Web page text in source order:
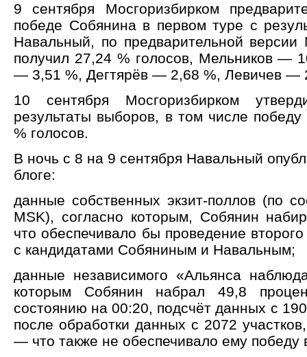
9 сентября Мосгоризбирком
победе Собянина в первом туре с
Навальный, по предварительной версии
получил 27,24 % голосов, Мельников —
— 3,51 %, Дегтярёв — 2,68 %, Левичев —
10 сентября Мосгоризбирком
результаты выборов, в том числе
% голосов.
В ночь с 8 на 9 сентября Навальный
блоге:
данные собственных экзит-поллов (по
MSK), согласно которым, Собянин
что обеспечивало бы проведение
с кандидатами Собяниным и Навальным;
данные независимого «Альянса
которым Собянин набрал 49,8
состоянию на 00:20, подсчёт данных с
после обработки данных с 2072
— что также не обеспечивало ему победу